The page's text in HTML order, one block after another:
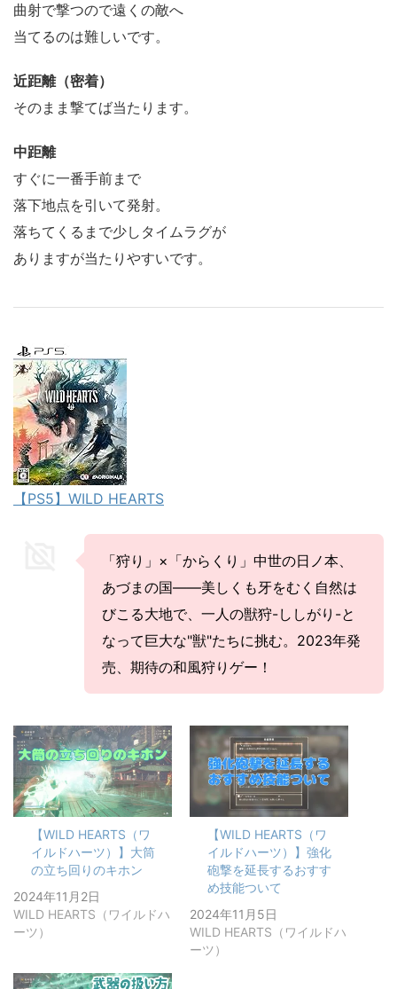
曲射で撃つので遠くの敵へ
当てるのは難しいです。
近距離（密着）
そのまま撃てば当たります。
中距離
すぐに一番手前まで
落下地点を引いて発射。
落ちてくるまで少しタイムラグが
ありますが当たりやすいです。
【PS5】WILD HEARTS
「狩り」×「からくり」中世の日ノ本、
あづまの国――美しくも牙をむく自然は
びこる大地で、一人の獣狩-ししがり-と
なって巨大な"獣"たちに挑む。2023年発
売、期待の和風狩りゲー！
【WILD HEARTS（ワ
イルドハーツ）】大筒
の立ち回りのキホン
2024年11月2日
WILD HEARTS（ワイルドハ
ーツ）
【WILD HEARTS（ワ
イルドハーツ）】強化
砲撃を延長するおすす
め技能ついて
2024年11月5日
WILD HEARTS（ワイルドハ
ーツ）